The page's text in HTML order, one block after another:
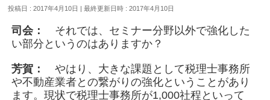
投稿日 : 2017年4月10日 最終更新日時 : 2017年4月10日
司会：
それでは、セミナー分野以外で強化した
い部分というのはありますか？
芳賀：
やはり、大きな課題として税理士事務所
や不動産業者との繋がりの強化ということがあり
ます。現状で税理士事務所が1,000社程といって